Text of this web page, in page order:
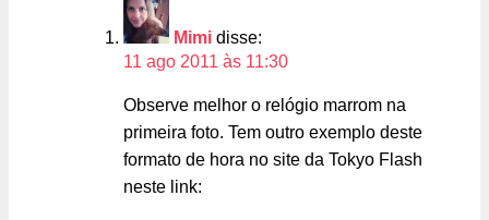
Mimi disse:
11 ago 2011 às 11:30
Observe melhor o relógio marrom na
primeira foto. Tem outro exemplo deste
formato de hora no site da Tokyo Flash
neste link: